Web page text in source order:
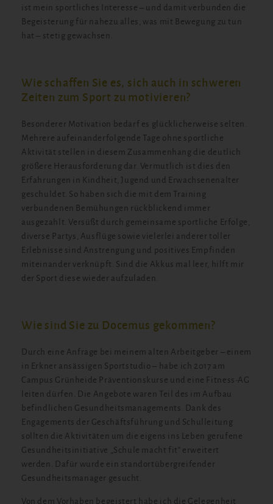
ist mein sportliches Interesse – und damit verbunden die
Begeisterung für nahezu alles, was mit Bewegung zu tun
hat – stetig gewachsen.
Wie schaffen Sie es, sich auch in schweren
Zeiten zum Sport zu motivieren?
Besonderer Motivation bedarf es glücklicherweise selten.
Mehrere aufeinanderfolgende Tage ohne sportliche
Aktivität stellen in diesem Zusammenhang die deutlich
größere Herausforderung dar. Vermutlich ist dies den
Erfahrungen in Kindheit, Jugend und Erwachsenenalter
geschuldet. So haben sich die mit dem Training
verbundenen Bemühungen rückblickend immer
ausgezahlt. Versüßt durch gemeinsame sportliche Erfolge,
diverse Partys, Ausflüge sowie vielerlei anderer toller
Erlebnisse sind Anstrengung und positives Empfinden
miteinander verknüpft. Sind die Akkus mal leer, hilft mir
der Sport diese wieder aufzuladen.
Wie sind Sie zu Docemus gekommen?
Durch eine Anfrage bei meinem alten Arbeitgeber – einem
in Erkner ansässigen Sportstudio – habe ich 2017 am
Campus Grünheide Präventionskurse und eine Fitness-AG
leiten dürfen. Die Angebote waren Teil des im Aufbau
befindlichen Gesundheitsmanagements. Dank des
Engagements der Geschäftsführung und Schulleitung
sollten die Aktivitäten um die eigens ins Leben gerufene
Gesundheitsinitiative „Schule macht fit“ erweitert
werden. Dafür wurde ein standortübergreifender
Gesundheitsmanager gesucht.
Von dem Vorhaben begeistert habe ich die Gelegenheit